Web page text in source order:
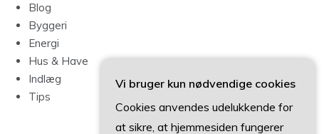
Blog
Byggeri
Energi
Hus & Have
Indlæg
Tips
Vi bruger kun nødvendige cookies
Cookies anvendes udelukkende for
at sikre, at hjemmesiden fungerer